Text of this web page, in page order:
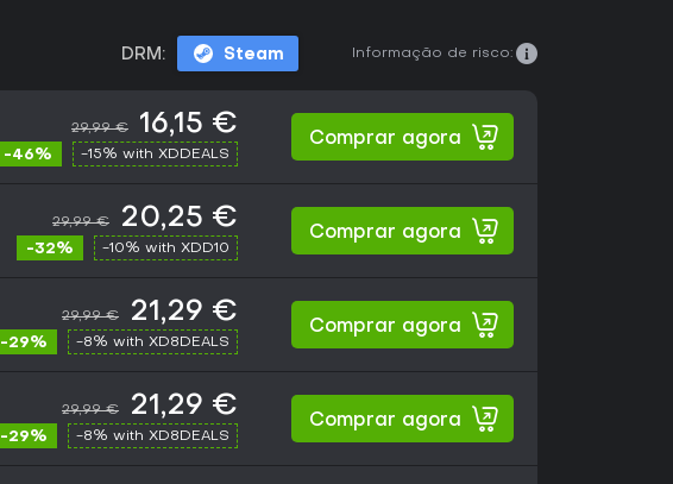
DRM: Steam Informação de risco:
29,99 € 16,15 €
-46% -15% with XDDEALS
Comprar agora
29,99 € 20,25 €
-32% -10% with XDD10
Comprar agora
29,99 € 21,29 €
-29% -8% with XD8DEALS
Comprar agora
29,99 € 21,29 €
-29% -8% with XD8DEALS
Comprar agora